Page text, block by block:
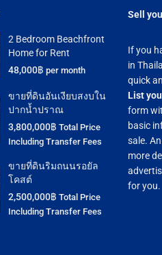
2 Bedroom Beachfront
Home for Rent
48,000฿ per month
ขายที่ดินอันเงียบสงบใน
ปากน้ำปราณ
3,800,000฿ Total Price
Including Transfer Fees
ขายที่ดินริมถนนรอยัล
โคสต์
2,500,000฿ Total Price
Including Transfer Fees
Sell
If you
in
quick
List
form
basic
sale.
more
for you.